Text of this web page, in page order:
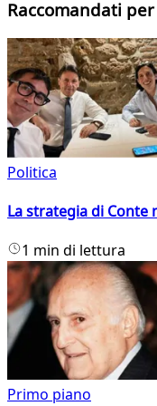
Raccomandati
Politica
La strategia di Conte
1 min di lettura
Primo piano